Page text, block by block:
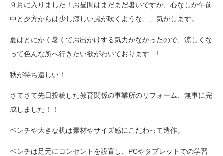
９月に入りました！お昼間はまだまだ暑いですが、心なしか午前
中と夕方からは少し涼しい風が吹くような、、気がします。
夏はとにかく暑くてお出かけする気力がなかったので、涼しくな
って色んな所へ行きたい欲がわいております…!
秋が待ち遠しい！
さてさて先日投稿した教育関係の事業所のリフォーム、無事に完
成しました！！
ベンチや大きな机は素材やサイズ感にこだわって造作。
ベンチは足元にコンセントを設置し、PCやタブレットでの学習